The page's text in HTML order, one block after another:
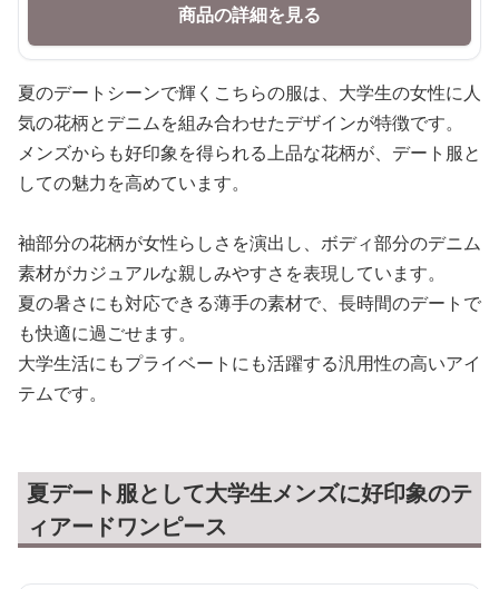
商品の詳細を見る
夏のデートシーンで輝くこちらの服は、大学生の女性に人
気の花柄とデニムを組み合わせたデザインが特徴です。
メンズからも好印象を得られる上品な花柄が、デート服と
しての魅力を高めています。
袖部分の花柄が女性らしさを演出し、ボディ部分のデニム
素材がカジュアルな親しみやすさを表現しています。
夏の暑さにも対応できる薄手の素材で、長時間のデートで
も快適に過ごせます。
大学生活にもプライベートにも活躍する汎用性の高いアイ
テムです。
夏デート服として大学生メンズに好印象のテ
ィアードワンピース